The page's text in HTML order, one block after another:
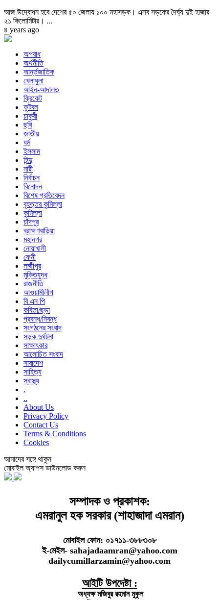
আজ উদ্বোধন হবে দেশের ৫০ জেলায় ১০০ মহাসড়ক। এসব সড়কের দৈর্ঘ্য দুই হাজার
২১ কিলোমিটার। ...
৪ years ago
অপরাধ
অর্থনীতি
আর্ন্তজাতিক
খেলাধুলা
আইন-আদালত
ক্রিকেট
ফুটবল
চাকুরী
ছবি
জাতীয়
ধর্ম
ইসলাম
হিন্দু
নারী
নির্বাচন
বিনোদন
বিশেষ প্রতিবেদন
বৃহত্তর কুমিল্লা
কুমিল্লা
চাঁদপুর
ব্রাহ্মণবাড়িয়া
মহানগর
নোয়াখালী
ফেনী
লক্ষ্মীপুর
মুক্তিযুদ্ধ
রাজনীতি
আওয়ামীলীগ
বি এন পি
কবিতা/ছড়া
প্রবন্ধ/নিবন্ধ
সংগঠনের সংবাদ
সড়ক দুর্ঘটনা
সাক্ষাৎকার
আলোচিত সংবাদ
সারাদেশ
সাহিত্য
স্বাস্থ্য
.
..
About Us
Privacy Policy
Contact Us
Terms & Conditions
Cookies
আমাদের সঙ্গে থাকুন
মোবাইল অ্যাপস ডাউনলোড করুন
সম্পাদক ও প্রকাশক:
এমরানুল হক সরকার (শাহাজাদা এমরান)
মোবাইল ফোন: ০১৭১১-৩৮৮৩০৮
ই-মেইল- sahajadaamran@yahoo.com
dailycumillarzamin@yahoo.com
আইটি উপদেষ্টা :
অধ্যক্ষ মজিবুর রহমান মুকুল